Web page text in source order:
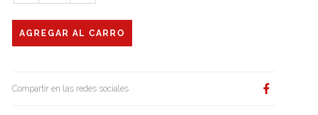
Compartir en las redes sociales